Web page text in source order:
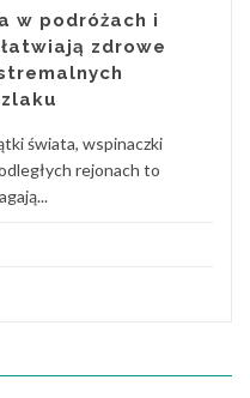
w podróżach i
zdrowe
świata, wspinaczki
rejonach to